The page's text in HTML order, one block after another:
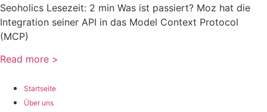
Seoholics Lesezeit: 2 min Was ist passiert? Moz hat die
Integration seiner API in das Model Context Protocol
(MCP)
Read more >
Startseite
Über uns